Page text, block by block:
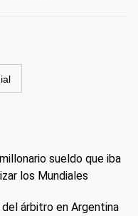
sueldo que iba
los Mundiales
árbitro en Argentina